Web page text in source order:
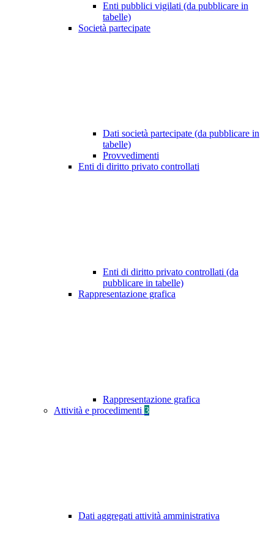
Enti pubblici vigilati (da pubblicare in
tabelle)
Società partecipate
Dati società partecipate (da pubblicare in
tabelle)
Provvedimenti
Enti di diritto privato controllati
Enti di diritto privato controllati (da
pubblicare in tabelle)
Rappresentazione grafica
Rappresentazione grafica
Attività e procedimenti 3
Dati aggregati attività amministrativa